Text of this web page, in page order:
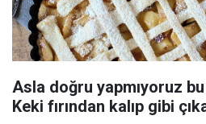
Asla doğru yapmıyoruz
Keki fırından kalıp gibi